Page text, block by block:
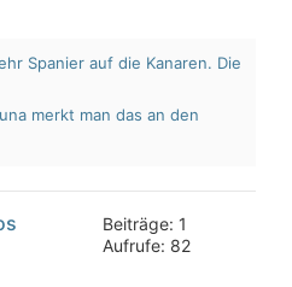
Spanier auf die Kanaren. Die
merkt man das an den
Beiträge: 1
Aufrufe: 82